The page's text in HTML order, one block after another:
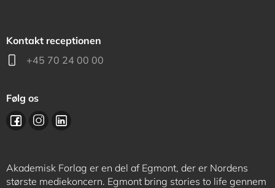
Kontakt receptionen
+45 70 24 00 00
Følg os
Akademisk Forlag er en del af Egmont, der er Nordens
største mediekoncern. Egmont bring stories to life gennem